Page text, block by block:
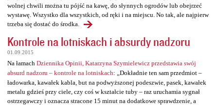
wolnej chwili można tu pójść na kawę, do słynnych ogrodów lub obejrzeć
wystawę. Wszystko dla wszystkich, od ręki i na miejscu. No tak, ale najpierw
trzeba się dostać do środka.
Kontrole na lotniskach i absurdy nadzoru
01.09.2015
Na łamach Dziennika Opinii, Katarzyna Szymielewicz przedstawia swój
absurd nadzoru – kontrole na lotniskach: „Dokładnie ten sam przedmiot –
ładowarka, kawałek kabla, but na podwyższonej podeszwie, pasek, kawałek
metalu gdzieś przy ciele, czy coś w kształcie tuby – raz uruchamia sygnał
ostrzegawczy i oznacza stracone 15 minut na dodatkowe sprawdzenie, a